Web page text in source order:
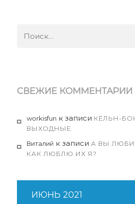
СВЕЖИЕ КОММЕНТАРИИ
workisfun к записи КЁЛЬН-
ВЫХОДНЫЕ.
Виталий к записи А ВЫ
КАК ЛЮБЛЮ ИХ Я?
ИЮНЬ 2021